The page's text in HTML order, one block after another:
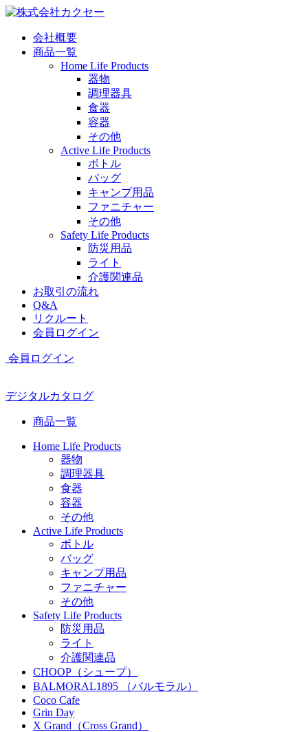
会社概要
商品一覧
Home Life Products
器物
調理器具
食器
容器
その他
Active Life Products
ボトル
バッグ
キャンプ用品
ファニチャー
その他
Safety Life Products
防災用品
ライト
介護関連品
お取引の流れ
Q&A
リクルート
会員ログイン
会員ログイン
デジタルカタログ
商品一覧
Home Life Products
器物
調理器具
食器
容器
その他
Active Life Products
ボトル
バッグ
キャンプ用品
ファニチャー
その他
Safety Life Products
防災用品
ライト
介護関連品
CHOOP（シュープ）
BALMORAL1895 （バルモラル）
Coco Cafe
Grin Day
X Grand（Cross Grand）